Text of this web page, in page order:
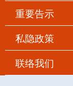
重要告示
私隐政策
联络我们